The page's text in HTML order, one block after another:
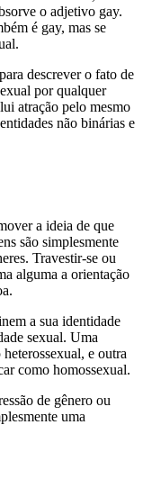
o adjetivo gay.
é gay, mas se
descrever o fato de
por qualquer
atração pelo mesmo
não binárias e
a ideia de que
são simplesmente
Travestir-se ou
alguma a orientação
a sua identidade
sexual. Uma
e outra
como homossexual.
de gênero ou
uma